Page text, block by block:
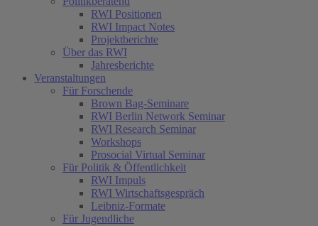
RWI Positionen
RWI Impact Notes
Projektberichte
Über das RWI
Jahresberichte
Veranstaltungen
Für Forschende
Brown Bag-Seminare
RWI Berlin Network Seminar
RWI Research Seminar
Workshops
Prosocial Virtual Seminar
Für Politik & Öffentlichkeit
RWI Impuls
RWI Wirtschaftsgespräch
Leibniz-Formate
Für Jugendliche